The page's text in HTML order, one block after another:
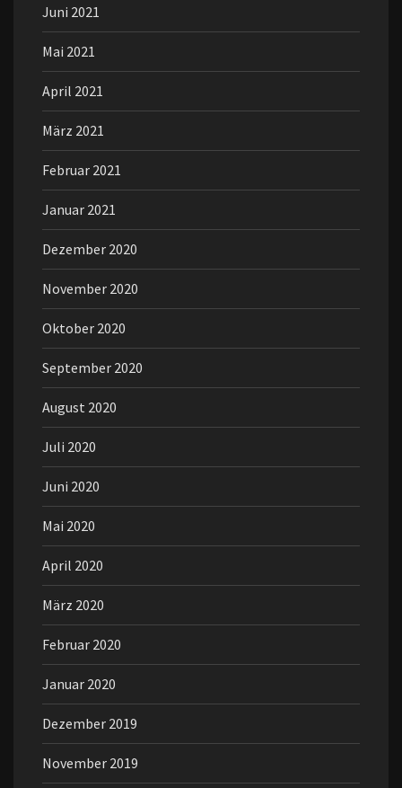
Juni 2021
Mai 2021
April 2021
März 2021
Februar 2021
Januar 2021
Dezember 2020
November 2020
Oktober 2020
September 2020
August 2020
Juli 2020
Juni 2020
Mai 2020
April 2020
März 2020
Februar 2020
Januar 2020
Dezember 2019
November 2019